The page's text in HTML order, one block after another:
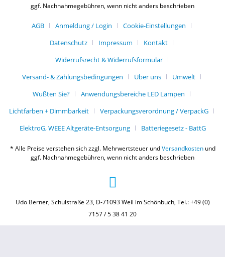
ggf. Nachnahmegebühren, wenn nicht anders beschrieben
AGB Anmeldung / Login
Cookie-Einstellungen
Datenschutz
Impressum
Kontakt
Widerrufsrecht & Widerrufsformular
Versand- & Zahlungsbedingungen
Über uns
Umwelt
Wußten Sie?
Anwendungsbereiche LED Lampen
Lichtfarben + Dimmbarkeit
Verpackungsverordnung / VerpackG
ElektroG, WEEE Altgeräte-Entsorgung
Batteriegesetz - BattG
* Alle Preise verstehen sich zzgl. Mehrwertsteuer undVersandkostenund
ggf. Nachnahmegebühren, wenn nicht anders beschrieben
Udo Berner, Schulstraße 23, D-71093 Weil im Schönbuch, Tel.: +49 (0)
7157 / 5 38 41 20